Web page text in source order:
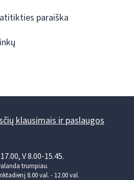
paraiška
klausimais ir paslaugos
V 8.00-15.45.
trumpiau.
8.00 val. - 12.00 val.